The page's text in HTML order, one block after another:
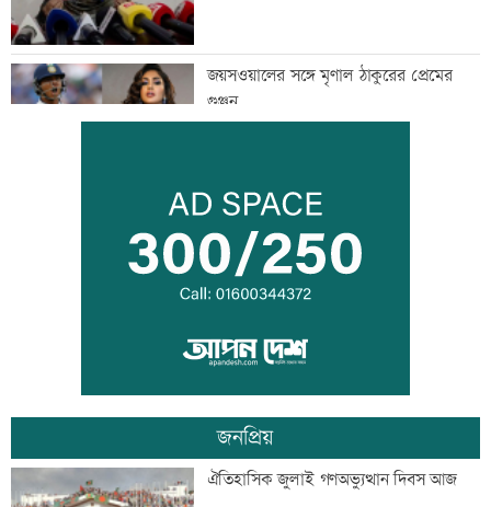
জয়সওয়ালের সঙ্গে মৃণাল ঠাকুরের প্রেমের
গুঞ্জন
ইউএনওদের মানুষের কল্যাণে কাজ করার
আহবান প্রধানমন্ত্রীর
কালীগঞ্জে ৩ মাদকসেবীকে কারাদণ্ড
স্বেচ্ছাসেবী ফোরামের মাসব্যাপী আবৃত্তি
চিত্রাঙ্কন প্রতিযোগিতা
জনপ্রিয়
ঐতিহাসিক জুলাই গণঅভ্যুত্থান দিবস আজ